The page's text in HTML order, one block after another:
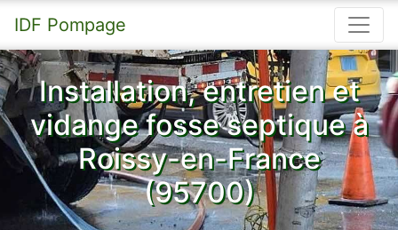
IDF Pompage
Installation, entretien et
vidange fosse septique à
Roissy-en-France
(95700)